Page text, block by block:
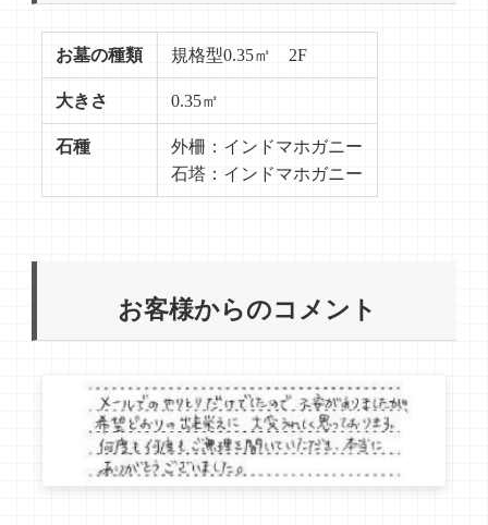
お墓の種類 規格型0.35㎡ 2F
大きさ 0.35㎡
石種
外柵：インドマホガニー
石塔：インドマホガニー
お客様からのコメント